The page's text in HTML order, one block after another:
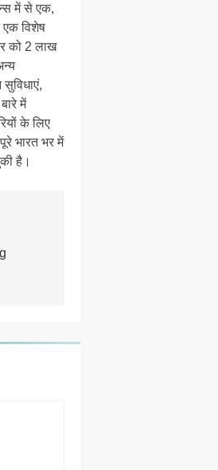
में से एक,
एक विशेष
को 2 लाख
में
के लिए
भारत भर में
है।